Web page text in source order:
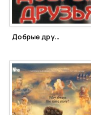
Добрые друзья (1991)